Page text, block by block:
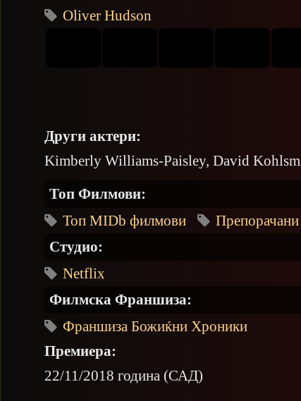
Oliver Hudson
Други актери:
Kimberly Williams-Paisley, David
Топ Филмови:
Топ MIDb филмови
Студио:
Netflix
Филмска Франшиза:
Франшиза Божиќни Хроники
Премиера:
22/11/2018 година (САД)